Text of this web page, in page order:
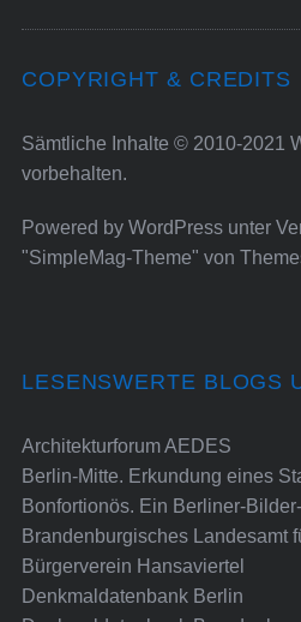
COPYRIGHT & CREDITS
Sämtliche Inhalte © 2010-2021
vorbehalten.
Powered by WordPressunter
"SimpleMag-Theme" von
LESENSWERTE BLOGS
Architekturforum AEDES
Berlin-Mitte. Erkundung eines
Bonfortionös. Ein Berliner-
Brandenburgisches Landesamt
Bürgerverein Hansaviertel
Denkmaldatenbank Berlin